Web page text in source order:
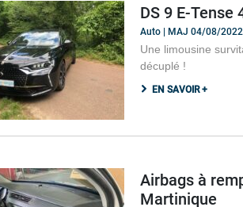
DS 9 E-Tense
Auto | MAJ 04/08/2022
Une limousine
décuplé !
EN SAVOIR +
Airbags à
Martinique